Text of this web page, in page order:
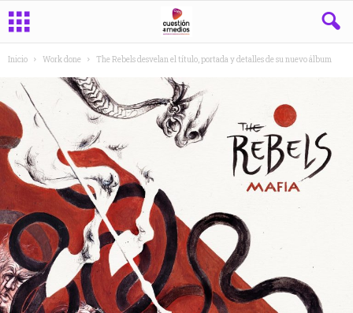
Inicio Work done The Rebels desvelan el título, portada y detalles de su nuevo álbum